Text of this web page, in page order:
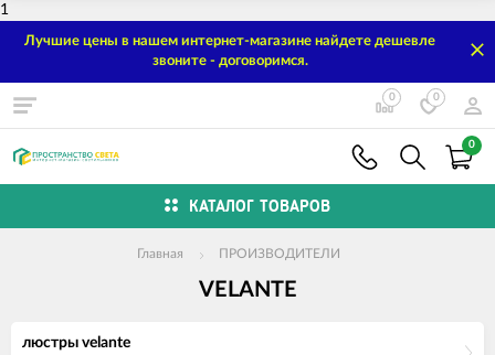
1
Лучшие цены в нашем интернет-магазине найдете дешевле
звоните - договоримся.
0 0
0
КАТАЛОГ ТОВАРОВ
Главная ПРОИЗВОДИТЕЛИ
VELANTE
люстры velante